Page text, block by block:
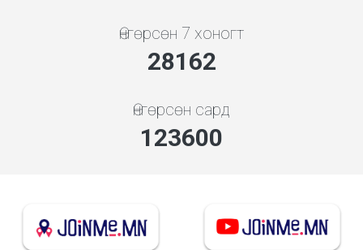
Өнгөрсөн 7 хоногт
30174
Өнгөрсөн сард
133107